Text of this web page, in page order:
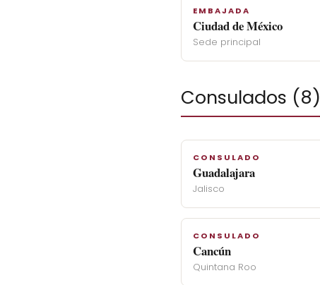
EMBAJADA
Ciudad de México
Sede principal
Consulados (8)
CONSULADO
Guadalajara
Jalisco
CONSULADO
Cancún
Quintana Roo